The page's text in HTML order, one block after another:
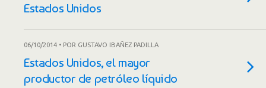
Estados Unidos
06/10/2014 • POR GUSTAVO IBAÑEZ PADILLA
Estados Unidos, el mayor
productor de petróleo líquido